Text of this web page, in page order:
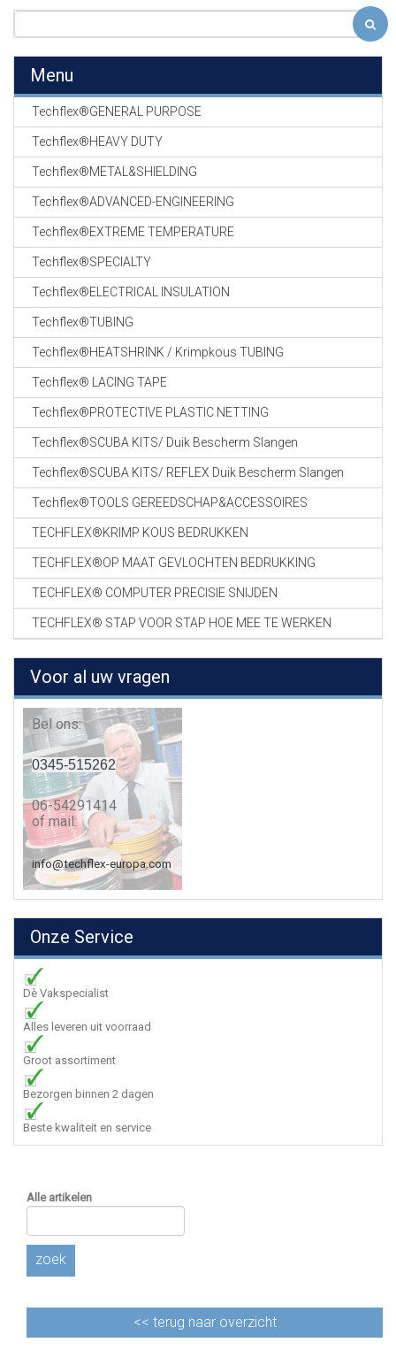
Menu
Techflex®GENERAL PURPOSE
Techflex®HEAVY DUTY
Techflex®METAL&SHIELDING
Techflex®ADVANCED-ENGINEERING
Techflex®EXTREME TEMPERATURE
Techflex®SPECIALTY
Techflex®ELECTRICAL INSULATION
Techflex®TUBING
Techflex®HEATSHRINK / Krimpkous TUBING
Techflex® LACING TAPE
Techflex®PROTECTIVE PLASTIC NETTING
Techflex®SCUBA KITS/ Duik Bescherm Slangen
Techflex®SCUBA KITS/ REFLEX Duik Bescherm Slangen
Techflex®TOOLS GEREEDSCHAP&ACCESSOIRES
TECHFLEX®KRIMP KOUS BEDRUKKEN
TECHFLEX®OP MAAT GEVLOCHTEN BEDRUKKING
TECHFLEX® COMPUTER PRECISIE SNIJDEN
TECHFLEX® STAP VOOR STAP HOE MEE TE WERKEN
Voor al uw vragen
Bel ons:
0345-515262
06-54291414
of mail:
info@techflex-europa.com
Onze Service
Dè Vakspecialist
Alles leveren uit voorraad
Groot assortiment
Bezorgen binnen 2 dagen
Beste kwaliteit en service
Alle artikelen
zoek
<< terug naar overzicht